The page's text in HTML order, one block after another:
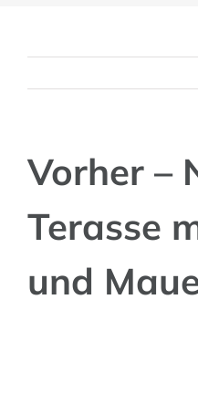
Vorher –
Terasse
und